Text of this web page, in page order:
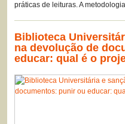
práticas de leituras. A
Biblioteca
na devolução de
educar: qual é o